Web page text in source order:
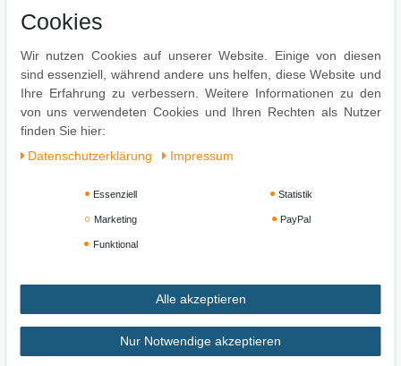
Pflegehinweise
Baumwolltuch reinigen. Kein Scheuermittel, scharfe
Reinigungsmittel oder tropfnasse Tücher verwenden. Zweimal pro
Jahr sollten Sie das Leder mit einer Lederpflege bearbeiten,
damit die elastische Eigenschaft des Leders beibehalten wird.
Impressum Daten­schutz­erklärung AGB
Cookies
Wir nutzen Cookies auf unserer Website. Einige von diesen
sind essenziell, während andere uns helfen, diese Website und
Ihre Erfahrung zu verbessern. Weitere Informationen zu den
von uns verwendeten Cookies und Ihren Rechten als Nutzer
finden Sie hier:
Daten­schutz­erklärung
Impressum
Essenziell Statistik
Marketing PayPal
Funktional
Alle akzeptieren
Nur Notwendige akzeptieren